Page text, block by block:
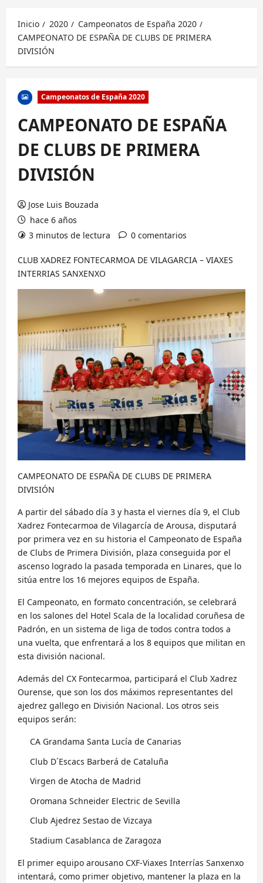
Inicio
2020
Campeonatos de España 2020
CAMPEONATO DE ESPAÑA DE CLUBS DE PRIMERA
DIVISIÓN
Campeonatos de España 2020
CAMPEONATO DE ESPAÑA
DE CLUBS DE PRIMERA
DIVISIÓN
Jose Luis Bouzada
hace 6 años
3 minutos de lectura
0 comentarios
CLUB XADREZ FONTECARMOA DE VILAGARCIA – VIAXES
INTERRIAS SANXENXO
CAMPEONATO DE ESPAÑA DE CLUBS DE PRIMERA
DIVISIÓN
A partir del sábado día 3 y hasta el viernes día 9, el Club
Xadrez Fontecarmoa de Vilagarcía de Arousa, disputará
por primera vez en su historia el Campeonato de España
de Clubs de Primera División, plaza conseguida por el
ascenso logrado la pasada temporada en Linares, que lo
sitúa entre los 16 mejores equipos de España.
El Campeonato, en formato concentración, se celebrará
en los salones del Hotel Scala de la localidad coruñesa de
Padrón, en un sistema de liga de todos contra todos a
una vuelta, que enfrentará a los 8 equipos que militan en
esta división nacional.
Además del CX Fontecarmoa, participará el Club Xadrez
Ourense, que son los dos máximos representantes del
ajedrez gallego en División Nacional. Los otros seis
equipos serán:
CA Grandama Santa Lucía de Canarias
Club D´Escacs Barberá de Cataluña
Virgen de Atocha de Madrid
Oromana Schneider Electric de Sevilla
Club Ajedrez Sestao de Vizcaya
Stadium Casablanca de Zaragoza
El primer equipo arousano CXF-Viaxes Interrías Sanxenxo
intentará, como primer objetivo, mantener la plaza en la